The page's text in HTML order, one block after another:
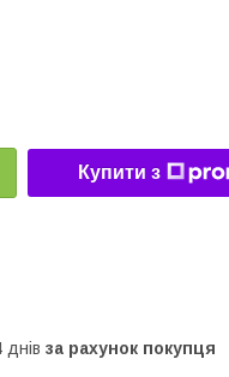
Купити з
за рахунок покупця